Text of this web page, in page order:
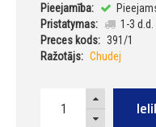
Pieejamība:
Pristatymas:
1-3 d.d.
Preces kods: 391/1
Ražotājs: Chudej